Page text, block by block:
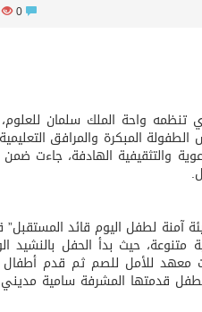
تنظمه واحة الملك سلمان
المبكرة والمرافق
من الأنشطة التوعوية والتثقيفية الهادفة،
آمنة لطفل اليوم قائد
متنوعة، حيث بدأ الحفل بالنشيد
معهد للأمل للصم ثم قدم
قدمتها المشرفة سامية